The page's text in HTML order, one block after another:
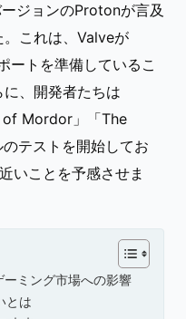
ジョンのProtonが言及
これは、Valveが
ートを準備しているこ
、開発者たちは
of Mordor」「The
テストを開始してお
いことを予感させま
ミング市場への影響
とは